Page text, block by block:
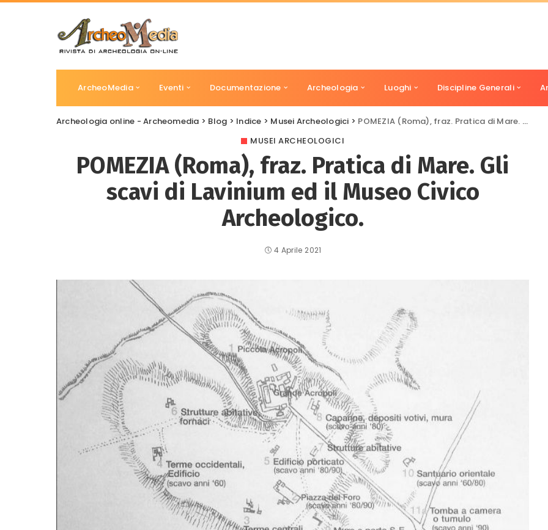
ArcheoMedia Eventi Documentazione Archeologia Luoghi Discipline Generali
Archeologia online - Archeomedia > Blog > Indice > Musei Archeologici > POMEZIA (Roma), fraz. Pratica di Mare. Gli scavi di Lavinium ed il Museo Civico Archeologico.
MUSEI ARCHEOLOGICI
POMEZIA (Roma), fraz. Pratica di Mare. Gli
scavi di Lavinium ed il Museo Civico
Archeologico.
4 Aprile 2021